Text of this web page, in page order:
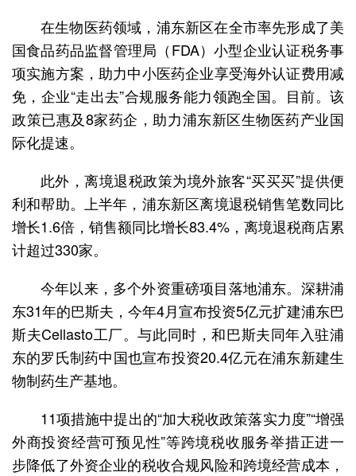
在生物医药领域，浦东新区在全市率先形成了美
国食品药品监督管理局（FDA）小型企业认证税务事
项实施方案，助力中小医药企业享受海外认证费用减
免，企业“走出去”合规服务能力领跑全国。目前。该
政策已惠及8家药企，助力浦东新区生物医药产业国
际化提速。
此外，离境退税政策为境外旅客“买买买”提供便
利和帮助。上半年，浦东新区离境退税销售笔数同比
增长1.6倍，销售额同比增长83.4%，离境退税商店累
计超过330家。
今年以来，多个外资重磅项目落地浦东。深耕浦
东31年的巴斯夫，今年4月宣布投资5亿元扩建浦东巴
斯夫Cellasto工厂。与此同时，和巴斯夫同年入驻浦
东的罗氏制药中国也宣布投资20.4亿元在浦东新建生
物制药生产基地。
11项措施中提出的“加大税收政策落实力度”“增强
外商投资经营可预见性”等跨境税收服务举措正进一
步降低了外资企业的税收合规风险和跨境经营成本，